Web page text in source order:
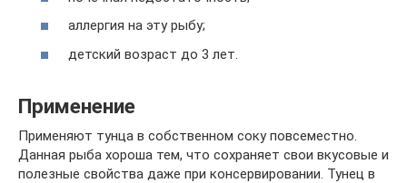
аллергия на эту рыбу;
детский возраст до 3 лет.
Применение
Применяют тунца в собственном соку повсеместно.
Данная рыба хороша тем, что сохраняет свои вкусовые и
полезные свойства даже при консервировании. Тунец в